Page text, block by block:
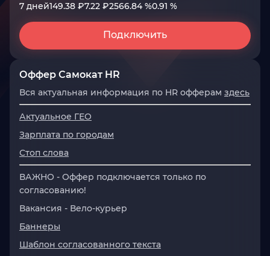
7 дней149.38 ₽7.22 ₽2566.84 %0.91 %
Подключить
Оффер Самокат HR
Вся актуальная информация по HR офферам здесь
Актуальное ГЕО
Зарплата по городам
Стоп слова
ВАЖНО - Оффер подключается только по
согласованию!
Вакансия - Вело-курьер
Баннеры
Шаблон согласованного текста